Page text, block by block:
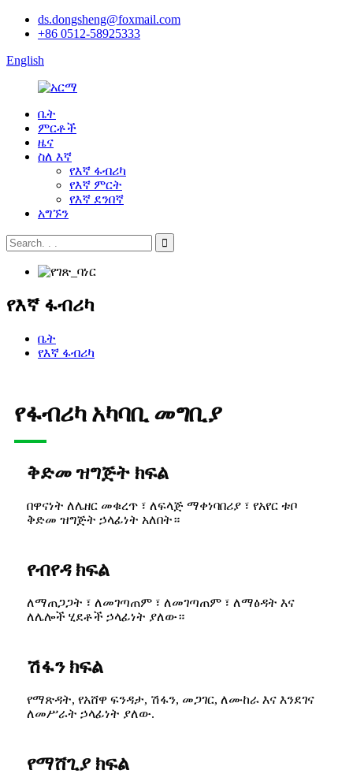
ds.dongsheng@foxmail.com
+86 0512-58925333
English
ቤት
ምርቶች
ዜና
ስለ እኛ
የእኛ ፋብሪካ
የእኛ ምርት
የእኛ ደንበኛ
አግኙን
የእኛ ፋብሪካ
ቤት
የእኛ ፋብሪካ
የፋብሪካ አካባቢ መግቢያ
ቅድመ ዝግጅት ክፍል
በዋናነት ለሌዘር መቁረጥ ፣ ለፍላጅ ማቀነባበሪያ ፣ የአየር ቱቦ
ቅድመ ዝግጅት ኃላፊነት አለበት።
የብየዳ ክፍል
ለማጠጋጋት ፣ ለመገጣጠም ፣ ለመገጣጠም ፣ ለማፅዳት እና
ለሌሎች ሂደቶች ኃላፊነት ያለው።
ሽፋን ክፍል
የማጽዳት, የአሸዋ ፍንዳታ, ሽፋን, መጋገር, ለሙከራ እና እንደገና
ለመሥራት ኃላፊነት ያለው.
የማሸጊያ ክፍል